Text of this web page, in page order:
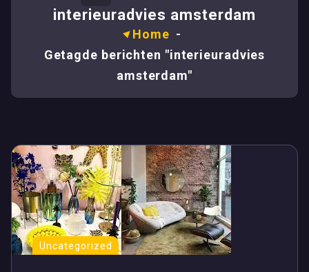
interieuradvies amsterdam
Home -
Getagde berichten "interieuradvies
amsterdam"
Uncategorized